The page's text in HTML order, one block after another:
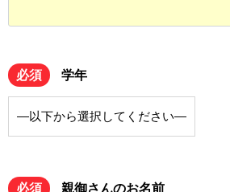
必須 学年
必須 親御さんのお名前